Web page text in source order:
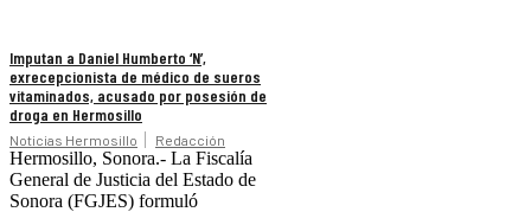
Imputan a Daniel Humberto ‘N’,
exrecepcionista de médico de sueros
vitaminados, acusado por posesión de
droga en Hermosillo
Noticias Hermosillo Redacción
Hermosillo, Sonora.- La Fiscalía
General de Justicia del Estado de
Sonora (FGJES) formuló